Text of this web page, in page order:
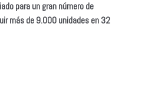
para un gran número de
más de 9.000 unidades en 32